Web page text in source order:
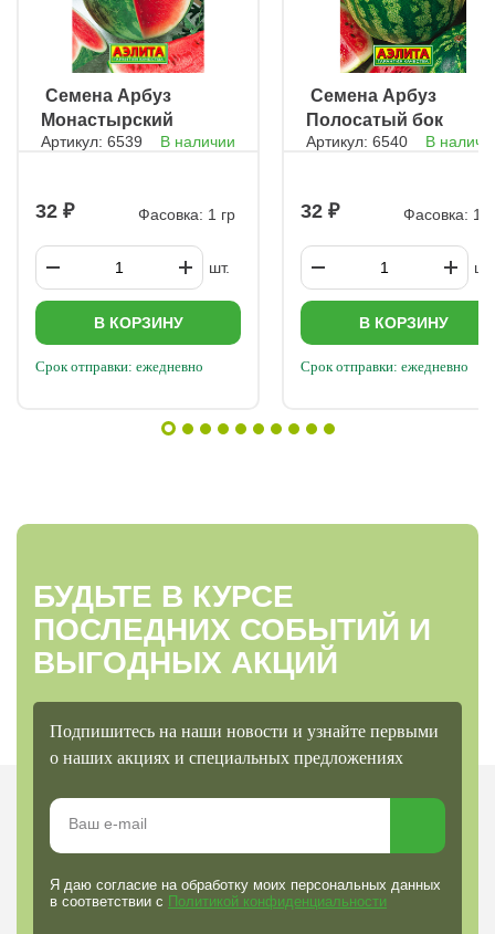
сорняками: мульчирование пленкой. Рассадный метод и
укрытия: теплицы и парники повышают шансы на успех.
Соблюдение этих рекомендаций позволит получить
качественный урожай даже в условиях прохладного климата.
ㅤ Семена Арбуз
Монастырский
плюс
Артикул: 6539 В наличии
32 Фасовка: 1 гр
шт.
В КОРЗИНУ
Срок отправки: ежедневно
ㅤ Семена Арбуз
Полосатый бок
Артикул: 6540 В
32 Фасовка: 1
шт.
В КОРЗИНУ
Срок отправки: ежедневно
БУДЬТЕ В КУРСЕ
ПОСЛЕДНИХ СОБЫТИЙ И
ВЫГОДНЫХ АКЦИЙ
Подпишитесь на наши новости и узнайте первыми
о наших акциях и специальных предложениях
Я даю согласие на обработку моих персональных данных
в соответствии с Политикой конфиденциальности